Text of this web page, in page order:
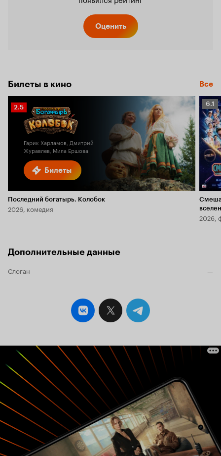
Оценить
Билеты в кино Все
Билеты
Рейтинг
Кинопоиска
2.5
Гарик Харламов, Дмитрий
Журавлев, Мила Ершова
Последний богатырь. Колобок
2026, комедия
6.1
6.1
2026,
Дополнительные данные
Слоган —